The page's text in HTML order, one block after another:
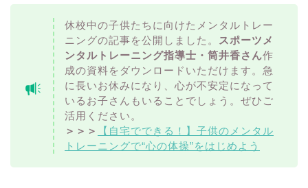
休校中の子供たちに向けたメンタルトレー
ニングの記事を公開しました。
スポーツメ
ンタルトレーニング指導士・筒井香さん作
成の資料をダウンロードいただけます。急
に長いお休みになり、心が不安定になって
いるお子さんもいることでしょう。ぜひご
活用ください。
＞＞＞
【自宅でできる！】子供のメンタル
トレーニングで“心の体操”をはじめよう